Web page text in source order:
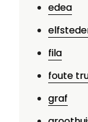
edea
fila
foute
graf